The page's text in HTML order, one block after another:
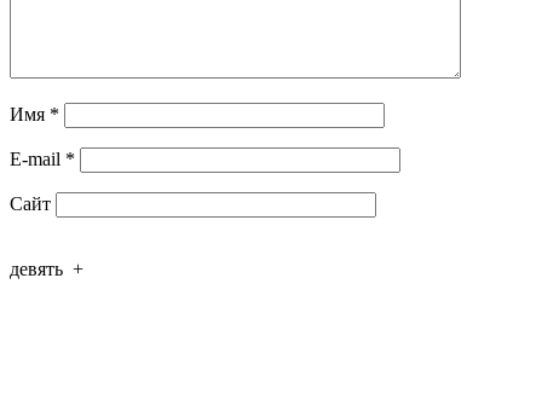
Имя *
E-mail *
Сайт
девять +